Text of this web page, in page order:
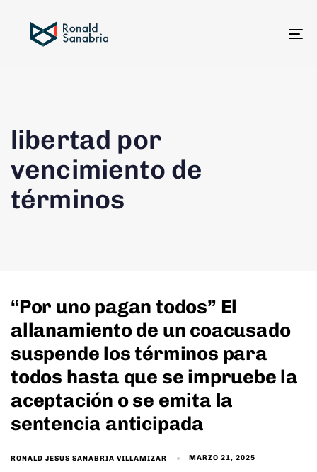
libertad por
vencimiento de
términos
“Por uno pagan todos” El
allanamiento de un coacusado
suspende los términos para
todos hasta que se impruebe la
aceptación o se emita la
sentencia anticipada
RONALD JESUS SANABRIA VILLAMIZAR MARZO 21, 2025